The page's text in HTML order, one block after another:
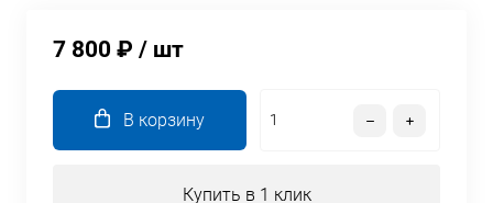
7 800 ₽ / шт
В корзину
Купить в 1 клик